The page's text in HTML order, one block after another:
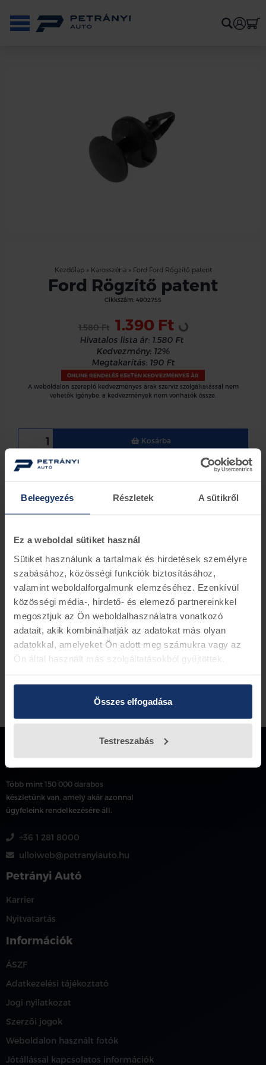
Beleegyezés Részletek A sütikről
Ez a weboldal sütiket használ
Sütiket használunk a tartalmak és hirdetések személyre
szabásához, közösségi funkciók biztosításához,
valamint weboldalforgalmunk elemzéséhez. Ezenkívül
közösségi média-, hirdető- és elemező partnereinkkel
megosztjuk az Ön weboldalhasználatra vonatkozó
adatait, akik kombinálhatják az adatokat más olyan
adatokkal, amelyeket Ön adott meg számukra vagy az
Ön által használt más szolgáltatásokból gyűjtöttek.
Összes elfogadása
Testreszabás
Kezdőlap» Karosszéria» Ford Ford Rögzítő patent
Ford Rögzítő patent
Cikkszám: 4902755
1.580 Ft 1.390 Ft Loading...
Hivatalos lista ár: 1.580 Ft
Kedvezmény: 12%
Megtakarítás: 190 Ft
ONLINE RENDELÉS ESETÉN KEDVEZMÉNYES ÁR
A weboldalon szereplő kedvezményes árak szerviz szolgáltatással nem
vehetők igénybe, a kedvezmények nem vonhatók össze.
Kosárba
Alkatrész szám W714040-S300
Több mint 150 000 darabos
készletünk van, amely akár azonnal
ügyfeleink rendelkezésére áll.
+36 1 281 8000
ulloiweb@petranyiauto.hu
Petrányi Autó
Karrier
Nyitvatartás
Információk
ÁSZF
Adatkezelési tájékoztató
Jogi nyilatkozat
Szerzői jogok
Weboldalon használt fotók
Jótállással kapcsolatos információk